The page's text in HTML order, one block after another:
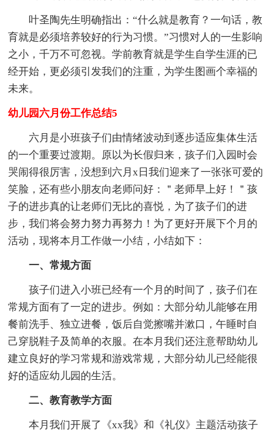
叶圣陶先生明确指出：“什么就是教育？一句话，教
育就是必须培养较好的行为习惯。”习惯对人的一生影响
之小，千万不可忽视。学前教育就是学生自学生涯的已
经开始，更必须引发我们的注重，为学生图画个幸福的
未来。
幼儿园六月份工作总结5
六月是小班孩子们由情绪波动到逐步适应集体生活
的一个重要过渡期。原以为长假归来，孩子们入园时会
哭闹得很厉害，没想到六月x日我们迎来了一张张可爱的
笑脸，还有些小朋友向老师问好：＂老师早上好！＂孩
子的进步真的让老师们无比的喜悦，为了孩子们的进
步，我们将会努力努力再努力！为了更好开展下个月的
活动，现将本月工作做一小结，小结如下：
一、常规方面
孩子们进入小班已经有一个月的时间了，孩子们在
常规方面有了一定的进步。例如：大部分幼儿能够在用
餐前洗手、独立进餐，饭后自觉擦嘴并漱口，午睡时自
己穿脱鞋子及简单的衣服。在本月我们还注意帮助幼儿
建立良好的学习常规和游戏常规，大部分幼儿已经能很
好的适应幼儿园的生活。
二、教育教学方面
本月我们开展了《xx我》和《礼仪》主题活动孩子